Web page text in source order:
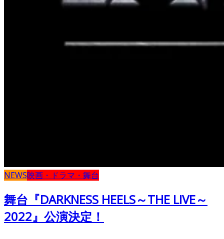
NEWS映画・ドラマ・舞台
舞台『DARKNESS HEELS～THE LIVE～
2022』公演決定！